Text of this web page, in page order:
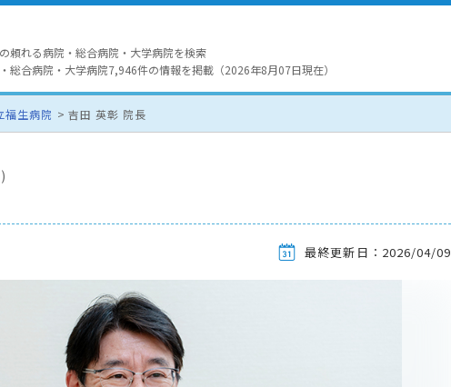
頼れる病院・総合病院・大学病院を検索
総合病院・大学病院7,946件の情報を掲載（2026年8月07日現在）
福生病院 吉田 英彰 院長
最終更新日：2026/04/09